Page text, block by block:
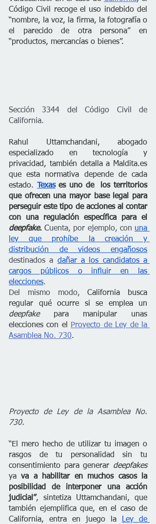
Código Civil recoge el uso indebido del
“nombre, la voz, la firma, la fotografía o
el parecido de otra persona” en
“productos, mercancías o bienes”.
Sección 3344 del Código Civil de
California.
Rahul Uttamchandani, abogado
especializado en tecnología y
privacidad, también detalla a Maldita.es
que esta normativa depende de cada
estado.
Texas es uno de  los territorios
que ofrecen una mayor base legal para
perseguir este tipo de acciones al contar
deepfake. Cuenta, por ejemplo, con una
ley que prohíbe la creación y
distribución de videos engañosos
destinados a dañar a los candidatos a
cargos públicos o influir en las
elecciones.
Del mismo modo, California busca
deepfake para manipular unas
elecciones con el Proyecto de Ley de la
Asamblea No. 730.
Proyecto de Ley de la Asamblea No.
730.
“El mero hecho de utilizar tu imagen o
rasgos de tu personalidad sin tu
consentimiento para generar
deepfakes
ya va a habilitar en muchos casos la
posibilidad de interponer una acción
judicial”, sintetiza Uttamchandani, que
también ejemplifica que, en el caso de
California, entra en juego la
Ley de